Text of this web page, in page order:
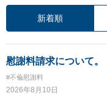
新着順
慰謝料請求について。
#不倫慰謝料
2026年8月10日